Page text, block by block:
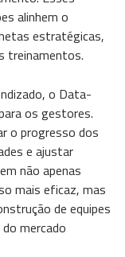
alinhem o
estratégicas,
treinamentos.
o Data-
os gestores.
o progresso dos
e ajustar
não apenas
mais eficaz, mas
de equipes
mercado